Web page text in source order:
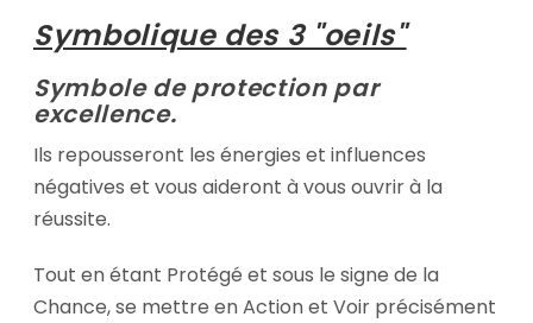
Symbolique des 3 "oeils"
Symbole de protection par
excellence.
Ils repousseront les énergies et influences
négatives et vous aideront à vous ouvrir à la
réussite.
Tout en étant Protégé et sous le signe de la
Chance, se mettre en Action et Voir précisément